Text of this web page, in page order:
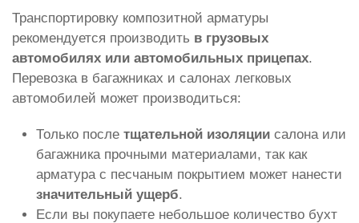
Транспортировку композитной арматуры
рекомендуется производить в грузовых
автомобилях или автомобильных прицепах.
Перевозка в багажниках и салонах легковых
автомобилей может производиться:
Только после тщательной изоляции салона или
багажника прочными материалами, так как
арматура с песчаным покрытием может нанести
значительный ущерб.
Если вы покупаете небольшое количество бухт